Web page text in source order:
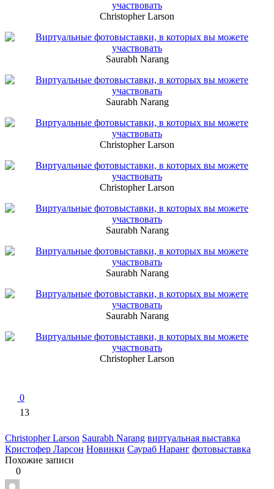
Christopher Larson
Saurabh Narang
Saurabh Narang
Christopher Larson
Christopher Larson
Saurabh Narang
Saurabh Narang
Saurabh Narang
Christopher Larson
0
13
Christopher Larson Saurabh Narang виртуальная выставка
Кристофер Ларсон Новинки Саураб Наранг фотовыставка
Похожие записи
0